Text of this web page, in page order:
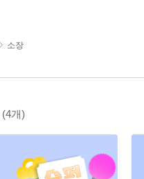
소장
(4개)